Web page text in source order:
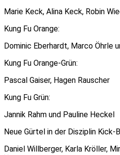
Marie Keck, Alina Keck, Robin
Kung Fu Orange:
Dominic Eberhardt, Marco Öhrle
Kung Fu Orange-Grün:
Pascal Gaiser, Hagen Rauscher
Kung Fu Grün:
Jannik Rahm und Pauline Heckel
Neue Gürtel in der Disziplin Kick-
Daniel Willberger, Karla Kröller,